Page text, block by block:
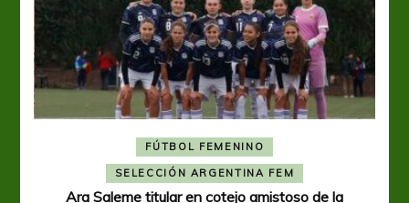
FÚTBOL FEMENINO
SELECCIÓN ARGENTINA FEM
Ara Saleme titular en cotejo amistoso de la